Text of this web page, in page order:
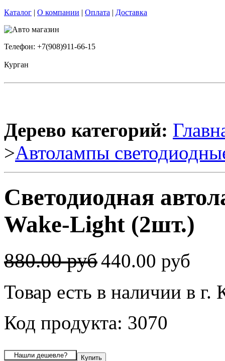
Каталог | О компании | Оплата | Доставка
Телефон: +7(908)911-66-15
Курган
Дерево категорий:
>Автолампы
Светодиодная
Wake-Light (2шт.)
880.00 руб440.00 руб
Товар есть в наличии в г.
Код продукта: 3070